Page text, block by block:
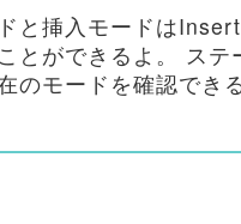
と挿入モードは
とができるよ。
ステ
のモードを確認でき